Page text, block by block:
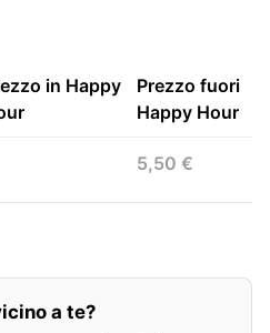
in Happy
Prezzo fuori
Happy Hour
5,50 €
a te?